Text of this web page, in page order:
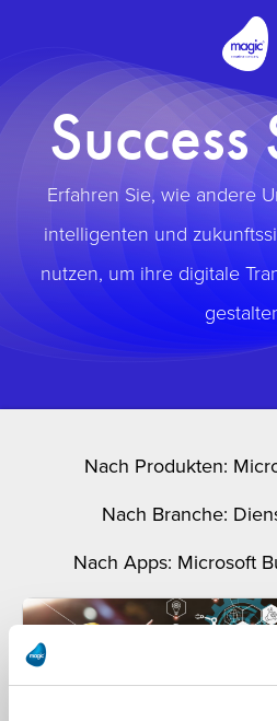
Erfahren Sie, wie andere
intelligenten und
nutzen, um ihre digitale